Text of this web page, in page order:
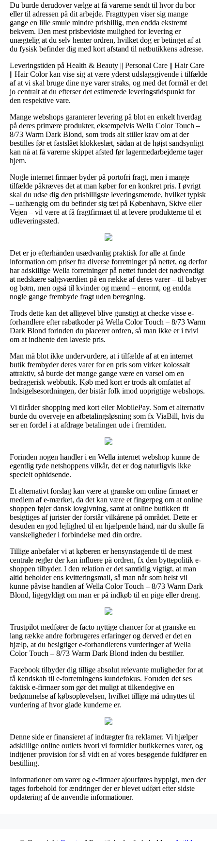
Du burde derudover vælge at få varerne sendt til hvor du bor
eller til adressen på dit arbejde. Fragttypen viser sig mange
gange en lille smule mindre prisbillig, men endda ekstremt
bekvem. Den mest prisbevidste mulighed for levering er
unægtelig at du selv henter ordren, hvilket dog er betinget af at
du fysisk befinder dig med kort afstand til netbutikkens adresse.
Leveringstiden på Health & Beauty || Personal Care || Hair Care
|| Hair Color kan vise sig at være yderst udslagsgivende i tilfælde
af at vi skal bruge dine nye varer straks, og med det formål er det
jo centralt at du efterser det estimerede leveringstidspunkt for
den respektive vare.
Mange webshops garanterer levering på blot en enkelt hverdag
på deres primære produkter, eksempelvis Wella Color Touch –
8/73 Warm Dark Blond, som trods alt stiller krav om at der
bestilles før et fastslået klokkeslæt, sådan at de højst sandsynligt
kan nå at få varerne skippet afsted før lagermedarbejderne tager
hjem.
Nogle internet firmaer byder på portofri fragt, men i mange
tilfælde påkræves det at man køber for en konkret pris. I øvrigt
skal du udse dig den prisbilligste leveringsmetode, hvilket typisk
– uafhængig om du befinder sig tæt på København, Skive eller
Vejen – vil være at få fragtfirmaet til at levere produkterne til et
udleveringssted.
Det er jo efterhånden usædvanlig praktisk for alle at finde
information om priser fra diverse forretninger på nettet, og derfor
har adskillige Wella forretninger på nettet fundet det nødvendigt
at nedskære salgsværdien på en række af deres varer – til babyer
og børn, men også til kvinder og mænd – enormt, og endda
nogle gange frembyde fragt uden beregning.
Trods dette kan det alligevel blive gunstigt at checke visse e-
forhandlere efter rabatkoder på Wella Color Touch – 8/73 Warm
Dark Blond forinden du placerer ordren, så man ikke er i tvivl
om at indhente den laveste pris.
Man må blot ikke undervurdere, at i tilfælde af at en internet
butik frembyder deres varer for en pris som virker kolossalt
attraktiv, så burde det mange gange være en varsel om en
bedragerisk webbutik. Køb med kort er trods alt omfattet af
Indsigelsesordningen, der bistår folk imod uoprigtige webshops.
Vi tilråder shopping med kort eller MobilePay. Som et alternativ
burde du overveje en afbetalingsløsning som fx ViaBill, hvis du
ser en fordel i at afdrage betalingen ude i fremtiden.
Forinden nogen handler i en Wella internet webshop kunne de
egentlig tyde netshoppens vilkår, det er dog naturligvis ikke
specielt ophidsende.
Et alternativt forslag kan være at granske om online firmaet er
medlem af e-mærket, da det kan være et fingerpeg om at online
shoppen føjer dansk lovgivning, samt at online butikken tit
besigtiges af jurister der forstår vilkårene på området. Dette er
desuden en god lejlighed til en hjælpende hånd, når du skulle få
vanskeligheder i forbindelse med din ordre.
Tillige anbefaler vi at køberen er hensynstagende til de mest
centrale regler der kan influere på ordren, fx den byttepolitik e-
shoppen tilbyder. I den relation er det samtidig vigtigt, at man
altid beholder ens kvitteringsmail, så man når som helst vil
kunne påvise handlen af Wella Color Touch – 8/73 Warm Dark
Blond, ligegyldigt om man er på indkøb til en pige eller dreng.
Trustpilot medfører de facto nyttige chancer for at granske en
lang række andre forbrugeres erfaringer og derved er det en
hjælp, at du besigtiger e-forhandlerens vurderinger af Wella
Color Touch – 8/73 Warm Dark Blond inden du bestiller.
Facebook tilbyder dig tillige absolut relevante muligheder for at
få kendskab til e-forretningens kundefokus. Foruden det ses
faktisk e-firmaer som gør det muligt at tilkendegive en
bedømmelse af købsoplevelsen, hvilket tillige må udnyttes til
vurdering af hvor glade kunderne er.
Denne side er finansieret af indtægter fra reklamer. Vi hjælper
adskillige online outlets hvori vi formidler butikkernes varer, og
indtjener provision for så vidt en af vores besøgende fuldfører en
bestilling.
Informationer om varer og e-firmaer ajourføres hyppigt, men der
tages forbehold for ændringer der er blevet udført efter sidste
opdatering af de anvendte informationer.